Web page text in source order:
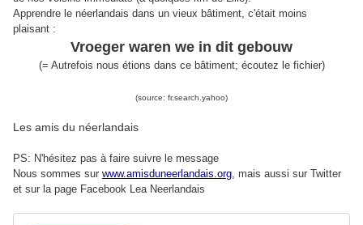
Apprendre le néerlandais dans un vieux bâtiment, c'était moins
plaisant :
Vroeger waren we in dit gebouw
(= Autrefois nous étions dans ce bâtiment; écoutez le fichier)
(source: fr.search.yahoo)
Les amis du néerlandais
PS: N'hésitez pas à faire suivre le message
Nous sommes sur www.amisduneerlandais.org, mais aussi sur Twitter
et sur la page Facebook Lea Neerlandais